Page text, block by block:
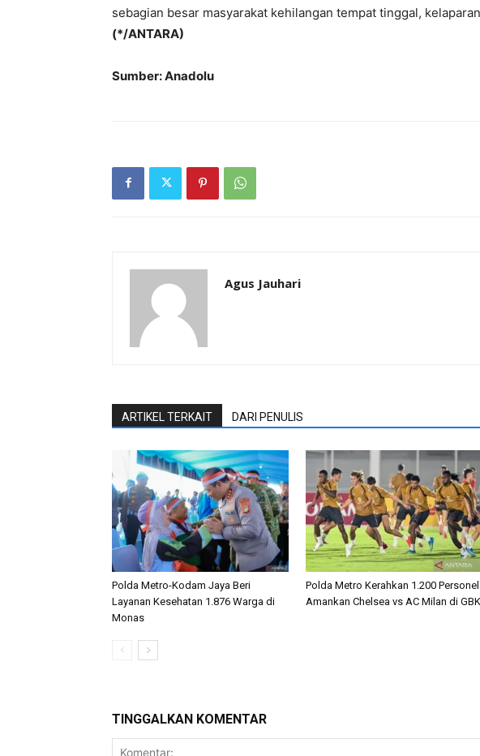
sebagian besar masyarakat kehilangan tempat tinggal,
(*/ANTARA)
Sumber: Anadolu
Agus Jauhari
ARTIKEL TERKAIT DARI PENULIS
Polda Metro-Kodam Jaya Beri
Layanan Kesehatan 1.876 Warga di
Monas
Polda Metro Kerahkan 1.200 Personel
Amankan Chelsea vs AC Milan di GBK
TINGGALKAN KOMENTAR